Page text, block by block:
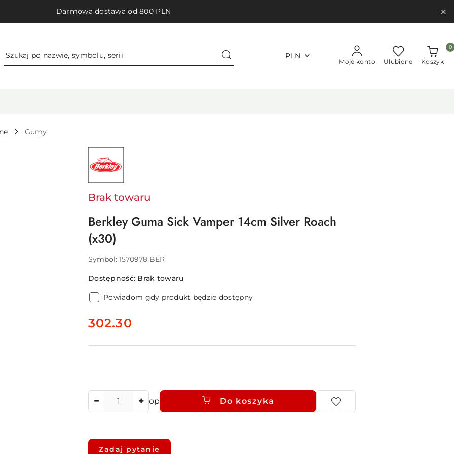
Darmowa dostawa od 800 PLN
PLN
Moje konto Ulubione Koszyk
0
Gumy
NAZWA
PRODUCENTA:
BERKLEY
FISHING
EUROPE
SAS
Brak towaru
Berkley Guma Sick Vamper 14cm Silver Roach
(x30)
Symbol: 1570978 BER
Dostępność: Brak towaru
Powiadom gdy produkt będzie dostępny
cena:
302.30
op Do koszyka
Dostępność
Zadaj pytanie